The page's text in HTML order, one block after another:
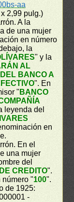
aa
2,99 pulg.)
A la
de una mujer
en número
la
" y la
AL
BANCO A
". En
" BANCO
leyenda del
en
En el
una mujer
del
CREDITO".
número "100".
de 1925:
-